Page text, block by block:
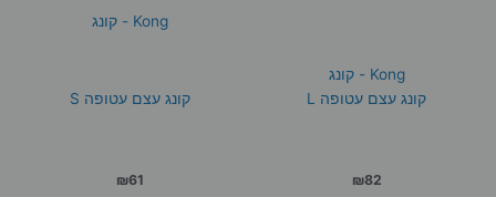
Kong - קונג
קונג עצם עטופה L
₪82
Kong - קונג
קונג עצם עטופה S
₪61